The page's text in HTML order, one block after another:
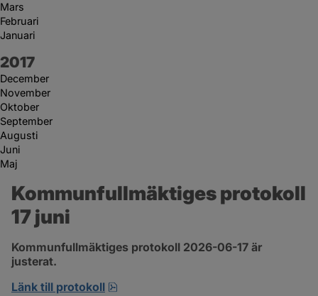
Mars
Februari
Januari
År:
2017
December
November
Oktober
September
Augusti
Juni
Maj
Kommunfullmäktiges protokoll
17 juni
Kommunfullmäktiges protokoll 2026-06-17 är
justerat.
Länk till protokoll